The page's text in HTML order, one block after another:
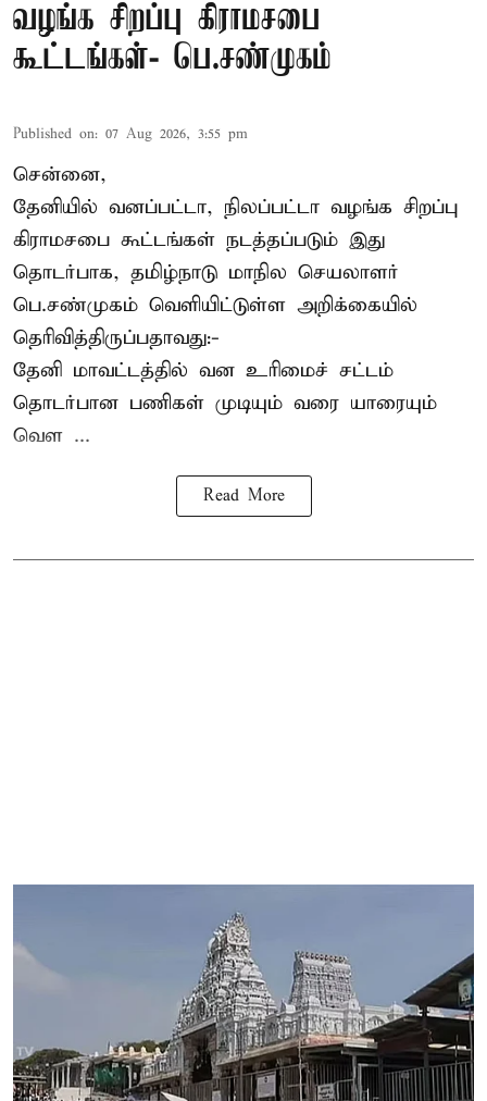
வழங்க சிறப்பு கிராமசபை
கூட்டங்கள்- பெ.சண்முகம்
Published on: 07 Aug 2026, 3:55 pm
சென்னை,
தேனியில் வனப்பட்டா, நிலப்பட்டா வழங்க சிறப்பு
கிராமசபை கூட்டங்கள் நடத்தப்படும் இது
தொடர்பாக, தமிழ்நாடு மாநில செயலாளர்
பெ.சண்முகம் வெளியிட்டுள்ள அறிக்கையில்
தெரிவித்திருப்பதாவது:-
தேனி மாவட்டத்தில் வன உரிமைச் சட்டம்
தொடர்பான பணிகள் முடியும் வரை யாரையும்
வெள ...
Read More